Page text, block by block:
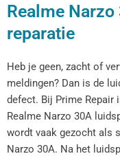
Realme
reparatie
Heb je geen, zacht of
meldingen? Dan is de
defect. Bij Prime
Realme Narzo 30A
wordt vaak gezocht als
Narzo 30A. Na het